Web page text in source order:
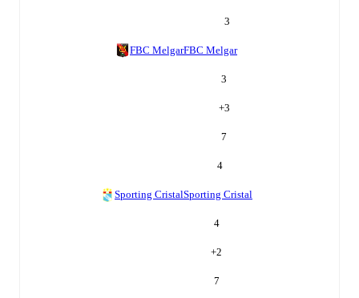
3
FBC MelgarFBC Melgar
3
+3
7
4
Sporting CristalSporting Cristal
4
+2
7